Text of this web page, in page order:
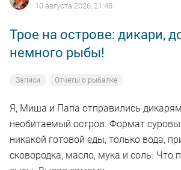
10 августа 2026, 21:48
Трое на острове: дикари,
немного рыбы!
Записи Отчеты о рыбалке
Я, Миша и Папа отправились
необитаемый остров. Формат
никакой готовой еды, только вода,
сковородка, масло, мука и соль. Что